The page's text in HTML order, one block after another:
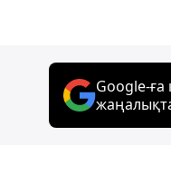
Google-